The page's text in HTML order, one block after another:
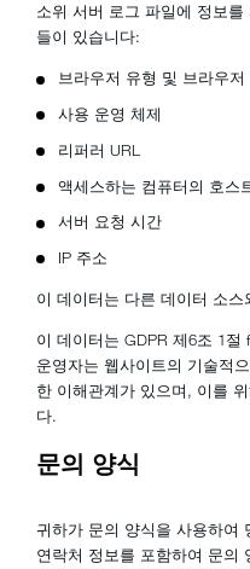
소위 서버 로그 파일에 정보
들이 있습니다:
브라우저 유형 및 브라우저
사용 운영 체제
리퍼러 URL
액세스하는 컴퓨터의 호스
서버 요청 시간
IP 주소
이 데이터는 다른 데이터 소
이 데이터는 GDPR 제6조 1
운영자는 웹사이트의 기술적
한 이해관계가 있으며, 이를
다.
문의 양식
귀하가 문의 양식을 사용하여
연락처 정보를 포함하여 문의